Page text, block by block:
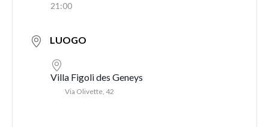
21:00
LUOGO
Villa Figoli des Geneys
Via Olivette, 42